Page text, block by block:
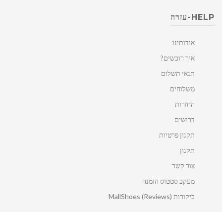
HELP-עזרה
אודותינו
איך רוכשים?
תנאי תשלום
משלוחים
החזרות
דרושים
תקנון פרטיות
תקנון
צור קשר
מעקב סטטוס הזמנה
ביקורות MallShoes (Reviews)